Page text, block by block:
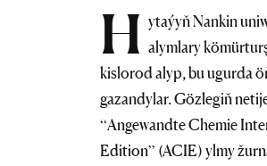
H ytaýyň Nankin
alymlary
kislorod alyp, bu ugurda
gazandylar. Gözlegiň
“Angewandte Chemie
Edition” (ACIE) ylmy